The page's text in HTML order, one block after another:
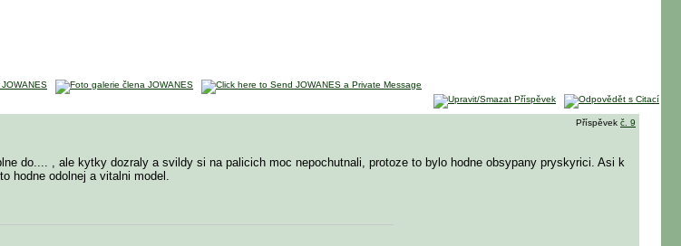
Příspěvek č. 9
do.... , ale kytky dozraly a svildy si na palicich moc nepochutnali, protoze to bylo hodne obsypany pryskyrici. Asi k
hodne odolnej a vitalni model.